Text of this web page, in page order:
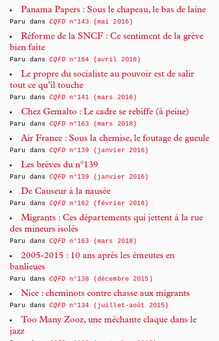
Panama Papers : Sous le chapeau, le bas de laine
Paru dansCQFDn°143 (mai 2016)
Réforme de la SNCF : Ce sentiment de la grève
bien faite
Paru dansCQFDn°164 (avril 2018)
Le propre du socialiste au pouvoir est de salir
tout ce qu’il touche
Paru dansCQFDn°141 (mars 2016)
Chez Gemalto : Le cadre se rebiffe (à peine)
Paru dansCQFDn°163 (mars 2018)
Air France : Sous la chemise, le foutage de gueule
Paru dansCQFDn°139 (janvier 2016)
Les brèves du n°139
Paru dansCQFDn°139 (janvier 2016)
De Causeur à la nausée
Paru dansCQFDn°162 (février 2018)
Migrants : Ces départements qui jettent à la rue
des mineurs isolés
Paru dansCQFDn°163 (mars 2018)
2005-2015 : 10 ans après les émeutes en
banlieues
Paru dansCQFDn°138 (décembre 2015)
Nice : cheminots contre chasse aux migrants
Paru dansCQFDn°134 (juillet-août 2015)
Too Many Zooz, une méchante claque dans le
jazz